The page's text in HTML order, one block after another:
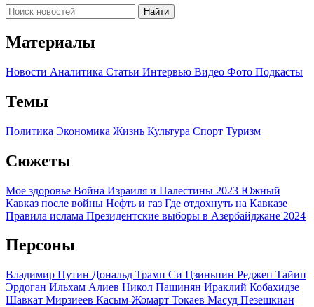
Найти
Материалы
Новости Аналитика Статьи Интервью Видео Фото Подкасты
Темы
Политика Экономика Жизнь Культура Спорт Туризм
Сюжеты
Мое здоровье Война Израиля и Палестины 2023 Южный
Кавказ после войны Нефть и газ Где отдохнуть на Кавказе
Правила ислама Президентские выборы в Азербайджане 2024
Персоны
Владимир Путин Дональд Трамп Си Цзиньпин Реджеп Тайип
Эрдоган Ильхам Алиев Никол Пашинян Ираклий Кобахидзе
Шавкат Мирзиеев Касым-Жомарт Токаев Масуд Пезешкиан